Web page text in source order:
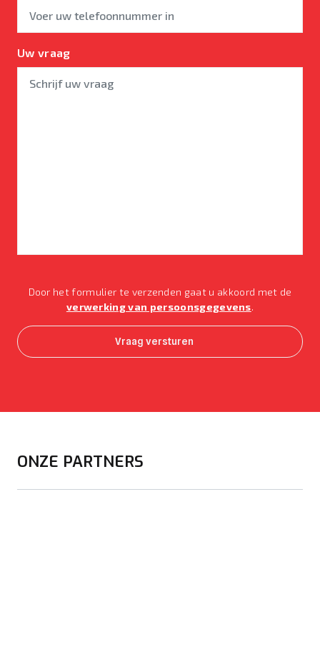
Uw vraag
Door het formulier te verzenden gaat u akkoord met de
verwerking van persoonsgegevens.
ONZE PARTNERS